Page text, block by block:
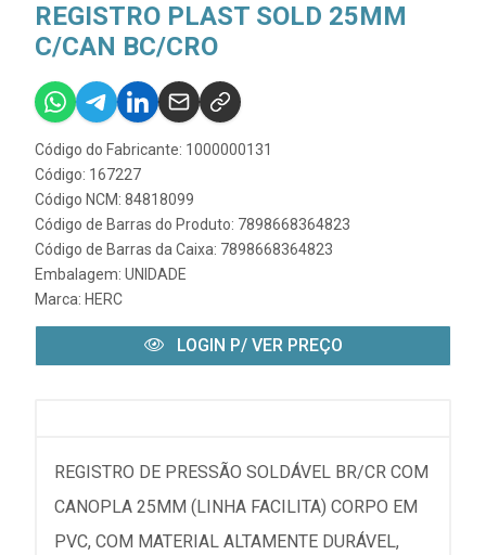
REGISTRO PLAST SOLD 25MM
C/CAN BC/CRO
Código do Fabricante: 1000000131
Código: 167227
Código NCM: 84818099
Código de Barras do Produto: 7898668364823
Código de Barras da Caixa: 7898668364823
Embalagem: UNIDADE
Marca: HERC
LOGIN P/ VER PREÇO
REGISTRO DE PRESSÃO SOLDÁVEL BR/CR COM
CANOPLA 25MM (LINHA FACILITA) CORPO EM
PVC, COM MATERIAL ALTAMENTE DURÁVEL,